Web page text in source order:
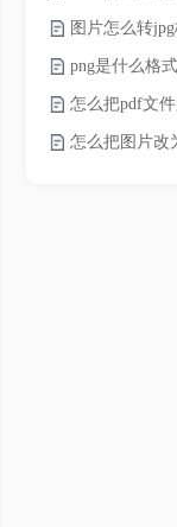
图片怎么转
怎么把图片改